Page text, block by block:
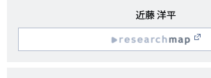
研
究
者
近藤 洋平